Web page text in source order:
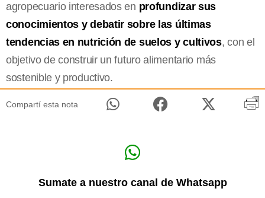
agropecuario interesados en profundizar sus
conocimientos y debatir sobre las últimas
tendencias en nutrición de suelos y cultivos, con el
objetivo de construir un futuro alimentario más
sostenible y productivo.
Compartí esta nota
Sumate a nuestro canal de Whatsapp